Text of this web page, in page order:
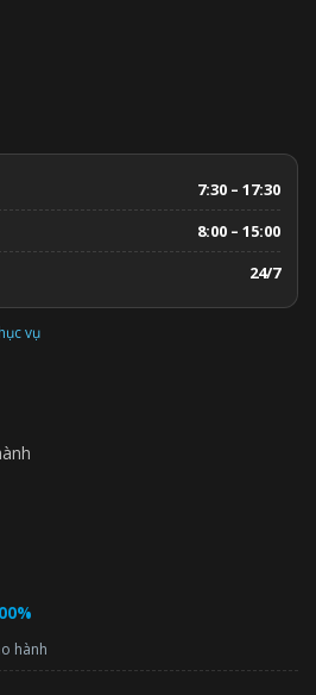
7:30 – 17:30
8:00 – 15:00
24/7
vụ
hành